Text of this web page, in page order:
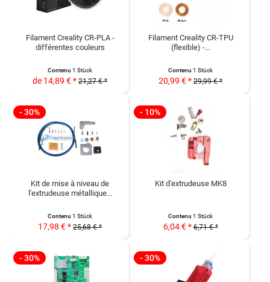
Filament Creality CR-PLA -
différentes couleurs
Contenu 1 Stück
de 14,89 € * 21,27 € *
Filament Creality CR-TPU
(flexible) -...
Contenu 1 Stück
20,99 € * 29,99 € *
- 30%
Kit de mise à niveau de
l'extrudeuse métallique...
Contenu 1 Stück
17,98 € * 25,68 € *
- 10%
Kit d'extrudeuse MK8
Contenu 1 Stück
6,04 € * 6,71 € *
- 30% - 30%